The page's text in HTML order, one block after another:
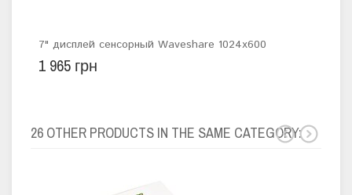
7" дисплей сенсорный Waveshare 1024x600
1 965 грн
26 OTHER PRODUCTS IN THE SAME CATEGORY: